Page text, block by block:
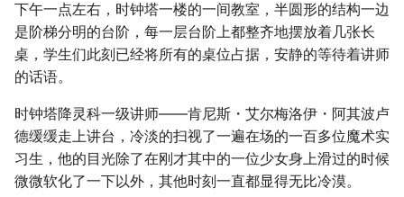
下午一点左右，时钟塔一楼的一间教室，半圆形的结构一边
是阶梯分明的台阶，每一层台阶上都整齐地摆放着几张长
桌，学生们此刻已经将所有的桌位占据，安静的等待着讲师
的话语。
时钟塔降灵科一级讲师――肯尼斯・艾尔梅洛伊・阿其波卢
德缓缓走上讲台，冷淡的扫视了一遍在场的一百多位魔术实
习生，他的目光除了在刚才其中的一位少女身上滑过的时候
微微软化了一下以外，其他时刻一直都显得无比冷漠。